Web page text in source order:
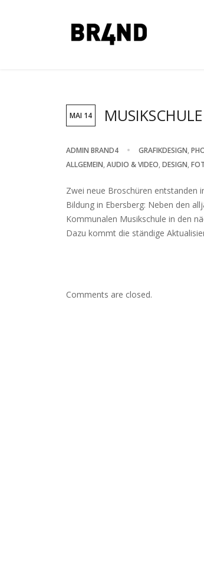
MAI 14
ADMIN BRAND4 GRAFIKDESIGN,
ALLGEMEIN, AUDIO & VIDEO, DESIGN,
Zwei neue Broschüren entstanden
Bildung in Ebersberg: Neben den
Kommunalen Musikschule in den
Dazu kommt die ständige
Comments are closed.